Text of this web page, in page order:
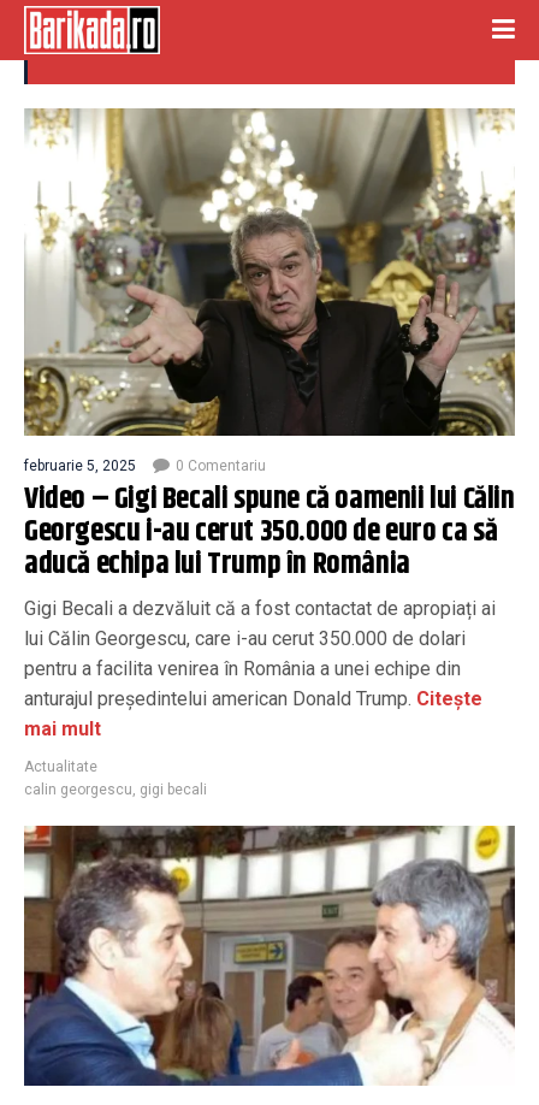
gigi becali
februarie 5, 2025 0 Comentariu
Video – Gigi Becali spune că oamenii lui Călin
Georgescu i-au cerut 350.000 de euro ca să
aducă echipa lui Trump în România
Gigi Becali a dezvăluit că a fost contactat de apropiați ai
lui Călin Georgescu, care i-au cerut 350.000 de dolari
pentru a facilita venirea în România a unei echipe din
anturajul președintelui american Donald Trump. Citește
mai mult
Actualitate
calin georgescu, gigi becali